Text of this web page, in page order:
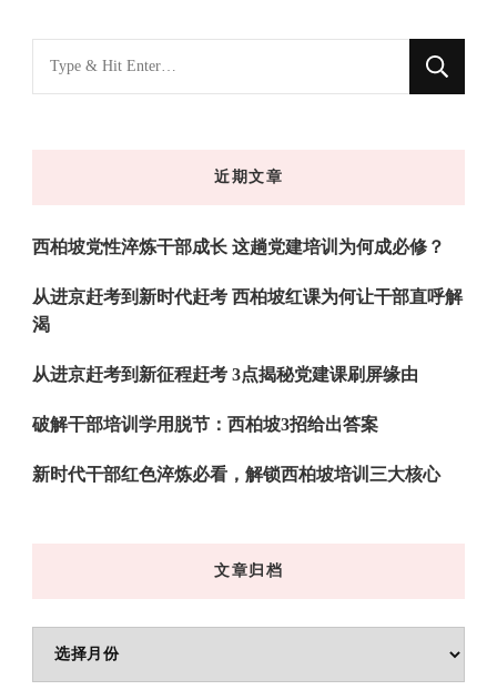
找
什
近期文章
西柏坡党性淬炼干部成长 这趟党建培训为何成必修？
从进京赶考到新时代赶考 西柏坡红课为何让干部直呼解
渴
从进京赶考到新征程赶考 3点揭秘党建课刷屏缘由
破解干部培训学用脱节：西柏坡3招给出答案
新时代干部红色淬炼必看，解锁西柏坡培训三大核心
文章归档
章